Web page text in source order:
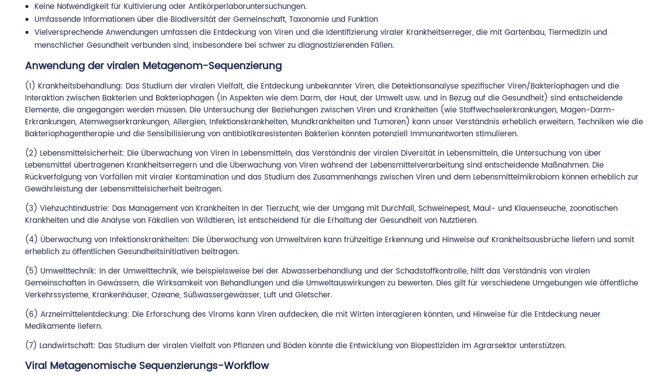
Keine Notwendigkeit für Kultivierung oder Antikörperlaboruntersuchungen.
Umfassende Informationen über die Biodiversität der Gemeinschaft, Taxonomie und Funktion
Vielversprechende Anwendungen umfassen die Entdeckung von Viren und die Identifizierung viraler Krankheitserreger, die mit Gartenbau, Tiermedizin und
menschlicher Gesundheit verbunden sind, insbesondere bei schwer zu diagnostizierenden Fällen.
Anwendung der viralen Metagenom-Sequenzierung
(1) Krankheitsbehandlung: Das Studium der viralen Vielfalt, die Entdeckung unbekannter Viren, die Detektionsanalyse spezifischer Viren/Bakteriophagen und die
Interaktion zwischen Bakterien und Bakteriophagen (in Aspekten wie dem Darm, der Haut, der Umwelt usw. und in Bezug auf die Gesundheit) sind entscheidende
Elemente, die angegangen werden müssen. Die Untersuchung der Beziehungen zwischen Viren und Krankheiten (wie Stoffwechselerkrankungen, Magen-Darm-
Erkrankungen, Atemwegserkrankungen, Allergien, Infektionskrankheiten, Mundkrankheiten und Tumoren) kann unser Verständnis erheblich erweitern. Techniken wie die
Bakteriophagentherapie und die Sensibilisierung von antibiotikaresistenten Bakterien könnten potenziell Immunantworten stimulieren.
(2) Lebensmittelsicherheit: Die Überwachung von Viren in Lebensmitteln, das Verständnis der viralen Diversität in Lebensmitteln, die Untersuchung von über
Lebensmittel übertragenen Krankheitserregern und die Überwachung von Viren während der Lebensmittelverarbeitung sind entscheidende Maßnahmen. Die
Rückverfolgung von Vorfällen mit viraler Kontamination und das Studium des Zusammenhangs zwischen Viren und dem Lebensmittelmikrobiom können erheblich zur
Gewährleistung der Lebensmittelsicherheit beitragen.
(3) Viehzuchtindustrie: Das Management von Krankheiten in der Tierzucht, wie der Umgang mit Durchfall, Schweinepest, Maul- und Klauenseuche, zoonotischen
Krankheiten und die Analyse von Fäkalien von Wildtieren, ist entscheidend für die Erhaltung der Gesundheit von Nutztieren.
(4) Überwachung von Infektionskrankheiten: Die Überwachung von Umweltviren kann frühzeitige Erkennung und Hinweise auf Krankheitsausbrüche liefern und somit
erheblich zu öffentlichen Gesundheitsinitiativen beitragen.
(5) Umwelttechnik: In der Umwelttechnik, wie beispielsweise bei der Abwasserbehandlung und der Schadstoffkontrolle, hilft das Verständnis von viralen
Gemeinschaften in Gewässern, die Wirksamkeit von Behandlungen und die Umweltauswirkungen zu bewerten. Dies gilt für verschiedene Umgebungen wie öffentliche
Verkehrssysteme, Krankenhäuser, Ozeane, Süßwassergewässer, Luft und Gletscher.
(6) Arzneimittelentdeckung: Die Erforschung des Viroms kann Viren aufdecken, die mit Wirten interagieren könnten, und Hinweise für die Entdeckung neuer
Medikamente liefern.
(7) Landwirtschaft: Das Studium der viralen Vielfalt von Pflanzen und Böden könnte die Entwicklung von Biopestiziden im Agrarsektor unterstützen.
Viral Metagenomische Sequenzierungs-Workflow